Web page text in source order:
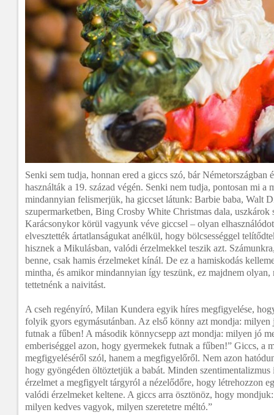
Senki sem tudja, honnan ered a giccs szó, bár Németországban
használták a 19. század végén. Senki nem tudja, pontosan mi a
mindannyian felismerjük, ha giccset látunk: Barbie baba, Walt
szupermarketben, Bing Crosby White Christmas dala, uszkárok
Karácsonykor körül vagyunk véve giccsel – olyan
elvesztették ártatlanságukat anélkül, hogy bölcsességgel
hisznek a Mikulásban, valódi érzelmekkel teszik azt.
benne, csak hamis érzelmeket kínál. De ez a hamiskodás
mintha, és amikor mindannyian így teszünk, ez majdnem olyan,
tettetnénk a naivitást.
A cseh regényíró, Milan Kundera egyik híres megfigyelése,
folyik gyors egymásutánban. Az első könny azt mondja:
futnak a fűben! A második könnycsepp azt mondja: milyen jó
emberiséggel azon, hogy gyermekek futnak a fűben!” Giccs, a
megfigyeléséről szól, hanem a megfigyelőről. Nem azon
hogy gyöngéden öltöztetjük a babát. Minden
érzelmet a megfigyelt tárgyról a nézelődőre, hogy létrehozzon
valódi érzelmeket keltene. A giccs arra ösztönöz, hogy
milyen kedves vagyok, milyen szeretetre méltó.”